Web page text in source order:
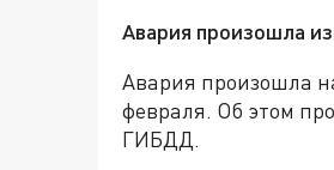
Авария произошла
Авария произошла
февраля. Об этом
ГИБДД.